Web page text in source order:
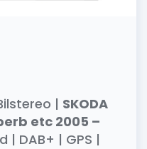
| SKODA
etc 2005 –
| DAB+ | GPS |